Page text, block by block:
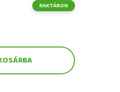
RAKTÁRON